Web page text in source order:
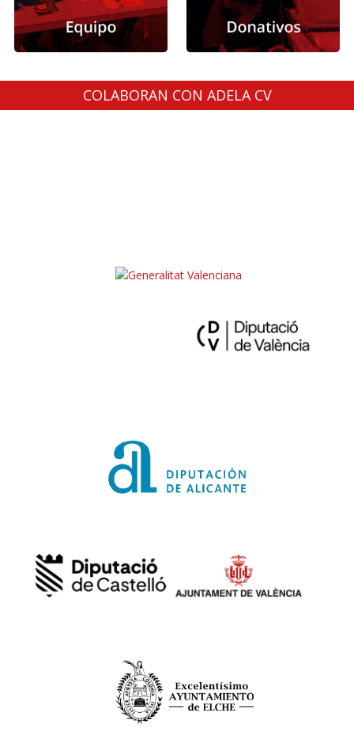
COLABORAN CON ADELA CV